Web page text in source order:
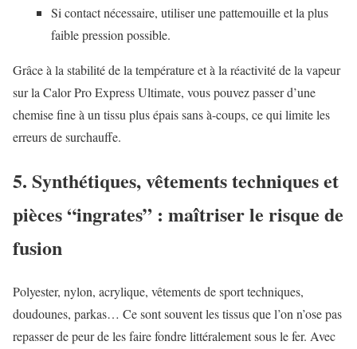
Si contact nécessaire, utiliser une pattemouille et la plus
faible pression possible.
Grâce à la stabilité de la température et à la réactivité de la vapeur
sur la Calor Pro Express Ultimate, vous pouvez passer d’une
chemise fine à un tissu plus épais sans à-coups, ce qui limite les
erreurs de surchauffe.
5. Synthétiques, vêtements techniques et
pièces “ingrates” : maîtriser le risque de
fusion
Polyester, nylon, acrylique, vêtements de sport techniques,
doudounes, parkas… Ce sont souvent les tissus que l’on n’ose pas
repasser de peur de les faire fondre littéralement sous le fer. Avec